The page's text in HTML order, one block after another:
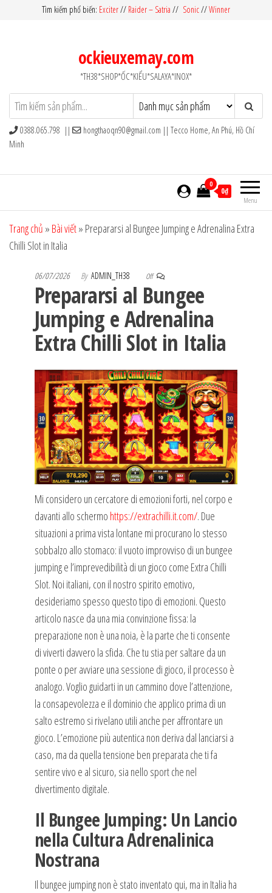
Tìm kiếm phổ biến: Exciter// Raider – Satria // Sonic//Winner
ockieuxemay.com
*TH38*SHOP*ỐC*KIỂU*SALAYA*INOX*
0388.065.798 || hongthaoqn90@gmail.com || Tecco Home, An Phú, Hồ Chí
Minh
Menu
0
0₫
Trang chủ » Bài viết» Prepararsi al Bungee Jumping e Adrenalina Extra
Chilli Slot in Italia
06/07/2026 By ADMIN_TH38 Off
Prepararsi al Bungee
Jumping e Adrenalina
Extra Chilli Slot in Italia
Mi considero un cercatore di emozioni forti, nel corpo e
davanti allo schermo https://extrachilli.it.com/. Due
situazioni a prima vista lontane mi procurano lo stesso
sobbalzo allo stomaco: il vuoto improvviso di un bungee
jumping e l’imprevedibilità di un gioco come Extra Chilli
Slot. Noi italiani, con il nostro spirito emotivo,
desideriamo spesso questo tipo di emozioni. Questo
articolo nasce da una mia convinzione fissa: la
preparazione non è una noia, è la parte che ti consente
di viverti davvero la sfida. Che tu stia per saltare da un
ponte o per avviare una sessione di gioco, il processo è
analogo. Voglio guidarti in un cammino dove l’attenzione,
la consapevolezza e il dominio che applico prima di un
salto estremo si rivelano utili anche per affrontare un
gioco. L’emozione più autentica non deriva dal lanciarsi a
caso, ma da quella tensione ben preparata che ti fa
sentire vivo e al sicuro, sia nello sport che nel
divertimento digitale.
Il Bungee Jumping: Un Lancio
nella Cultura Adrenalinica
Nostrana
Il bungee jumping non è stato inventato qui, ma in Italia ha